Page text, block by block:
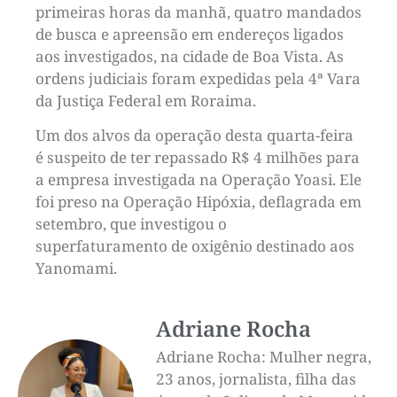
primeiras horas da manhã, quatro mandados
de busca e apreensão em endereços ligados
aos investigados, na cidade de Boa Vista. As
ordens judiciais foram expedidas pela 4ª Vara
da Justiça Federal em Roraima.
Um dos alvos da operação desta quarta-feira
é suspeito de ter repassado R$ 4 milhões para
a empresa investigada na Operação Yoasi. Ele
foi preso na Operação Hipóxia, deflagrada em
setembro, que investigou o
superfaturamento de oxigênio destinado aos
Yanomami.
Adriane Rocha
Adriane Rocha: Mulher negra,
23 anos, jornalista, filha das